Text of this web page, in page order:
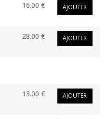
16.00 € AJOUTER
28.00 € AJOUTER
13.00 € AJOUTER